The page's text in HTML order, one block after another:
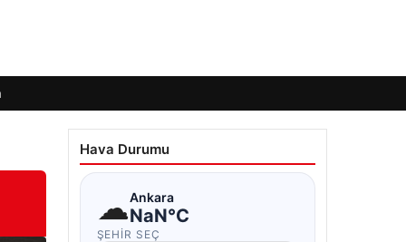
Hava Durumu
☁Ankara
NaN°C
ŞEHIR SEÇ